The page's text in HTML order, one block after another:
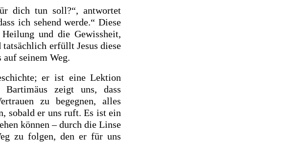
dich tun soll?“, antwortet
ich sehend werde.“ Diese
und die Gewissheit,
tatsächlich erfüllt Jesus diese
seinem Weg.
er ist eine Lektion
Bartimäus zeigt uns, dass
zu begegnen, alles
sobald er uns ruft. Es ist ein
können – durch die Linse
zu folgen, den er für uns